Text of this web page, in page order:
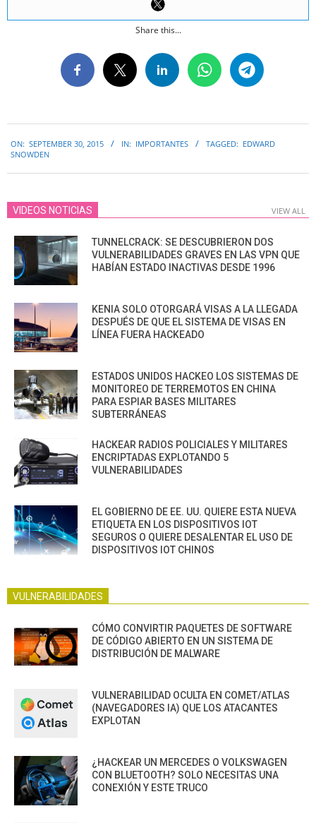
Share this...
09-
ON: SEPTEMBER 30, 2015 IN: IMPORTANTES TAGGED: EDWARD
SNOWDEN
VIDEOS NOTICIAS VIEW ALL
TUNNELCRACK: SE DESCUBRIERON DOS
VULNERABILIDADES GRAVES EN LAS VPN QUE
HABÍAN ESTADO INACTIVAS DESDE 1996
KENIA SOLO OTORGARÁ VISAS A LA LLEGADA
DESPUÉS DE QUE EL SISTEMA DE VISAS EN
LÍNEA FUERA HACKEADO
ESTADOS UNIDOS HACKEO LOS SISTEMAS DE
MONITOREO DE TERREMOTOS EN CHINA
PARA ESPIAR BASES MILITARES
SUBTERRÁNEAS
HACKEAR RADIOS POLICIALES Y MILITARES
ENCRIPTADAS EXPLOTANDO 5
VULNERABILIDADES
EL GOBIERNO DE EE. UU. QUIERE ESTA NUEVA
ETIQUETA EN LOS DISPOSITIVOS IOT
SEGUROS O QUIERE DESALENTAR EL USO DE
DISPOSITIVOS IOT CHINOS
VULNERABILIDADES
CÓMO CONVIRTIR PAQUETES DE SOFTWARE
DE CÓDIGO ABIERTO EN UN SISTEMA DE
DISTRIBUCIÓN DE MALWARE
VULNERABILIDAD OCULTA EN COMET/ATLAS
(NAVEGADORES IA) QUE LOS ATACANTES
EXPLOTAN
¿HACKEAR UN MERCEDES O VOLKSWAGEN
CON BLUETOOTH? SOLO NECESITAS UNA
CONEXIÓN Y ESTE TRUCO